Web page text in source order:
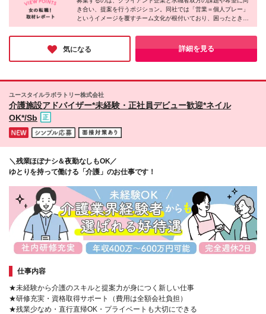
さいたま市大宮区桜木町一丁目7番地5 ソニックシテ
ィビル20F *横浜支店 横浜市西区高島一丁目1番2号 横
11番地30 エクセルワード静岡ビル4F *浜松支店 浜松
市中央区板屋町111-2 浜松アクトタワー25F *名古屋
大阪市北区梅田2-2-2 ヒルトンプラザウエスト オフィ
スタワー12F *神戸支店 神戸市中央区磯上通8-3-10 井
アクティブインターシティ広島8F *福岡支店 福岡市博
多区博多駅中央街8-1 JRJP博多ビル4F (変更の範囲)
き合い、提案を行うポジション。同社では「営業＝個人プレー」
というイメージを覆すチーム文化が根付いており、困ったときは
自然に声をかけ合い、協力しながら企業と候補者の未来を創って
いく雰囲気がありました。充実した研修制度に加え、女性が長く
活躍できる環境も整備。業界未経験の方も歓迎しているため、ぜ
ひチャレンジしてみてください！
気になる 詳細を見る
ユースタイルラボラトリー株式会社
介護施設アドバイザー*未経験・正社員デビュー歓迎*ネイル
OK*/Sb
＼残業ほぼナシ＆夜勤なしもOK／
ゆとりを持って働ける「介護」のお仕事です！
仕事内容
★未経験から介護のスキルと提案力が身につく新しい仕事
★研修充実・資格取得サポート（費用は全額会社負担）
★残業少なめ・直行直帰OK・プライベートも大切にできる